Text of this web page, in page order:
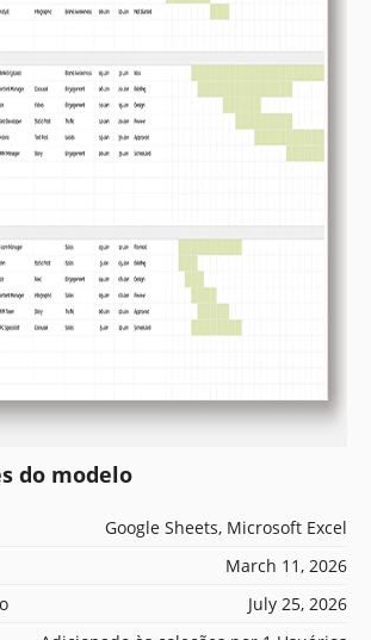
do modelo
Google Sheets, Microsoft Excel
March 11, 2026
July 25, 2026